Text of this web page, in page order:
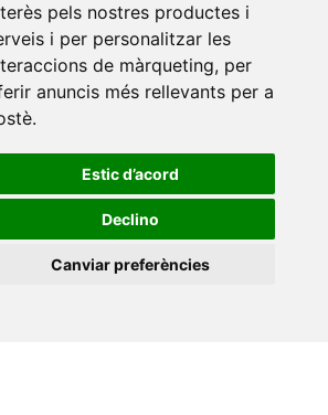
pels nostres productes i
i per personalitzar les
de màrqueting, per
anuncis més rellevants per a
.
Estic d’acord
Declino
Canviar preferències
suport